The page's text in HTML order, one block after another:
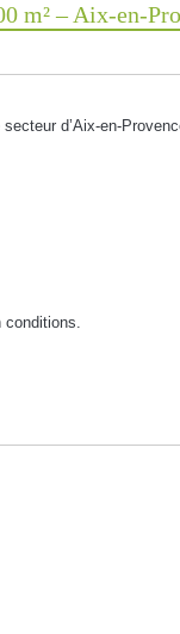
m² – Aix-en-
d’Aix-en-
conditions.